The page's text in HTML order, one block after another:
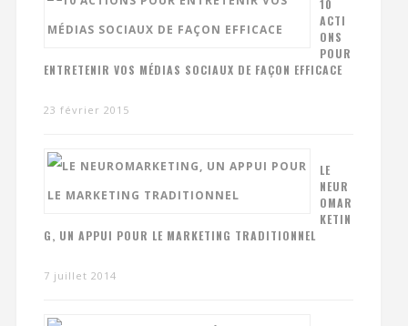
10
ACTI
ONS
POUR
ENTRETENIR VOS MÉDIAS SOCIAUX DE FAÇON EFFICACE
23 février 2015
LE
NEUR
OMAR
KETIN
G, UN APPUI POUR LE MARKETING TRADITIONNEL
7 juillet 2014